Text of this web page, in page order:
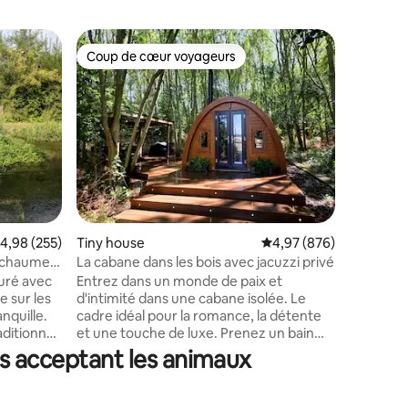
: 4,98 sur 5
appréciés
moyenne sur la base de 255 commentaires : 4,98 sur 5
4,98 (255)
avec
sur les
pas de
lui-
Coup de cœur voyageurs
Coup de cœur voyageurs
Tiny house Évaluation moyenne
4,97 (876)
La cabane dans les bois avec jacuzzi privé
Entrez dans un monde de paix et
d'intimité dans une cabane isolée. Le
cadre idéal pour la romance, la détente
et une touche de luxe. Prenez un bain
sous les étoiles dans le jacuzzi privé,
blottissez-vous près du poêle à bois,
acceptant les animaux